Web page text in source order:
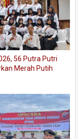
56 Putra Putri
Merah Putih